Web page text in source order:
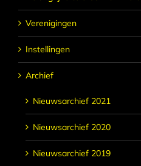
Verenigingen
Instellingen
Archief
Nieuwsarchief 2021
Nieuwsarchief 2020
Nieuwsarchief 2019